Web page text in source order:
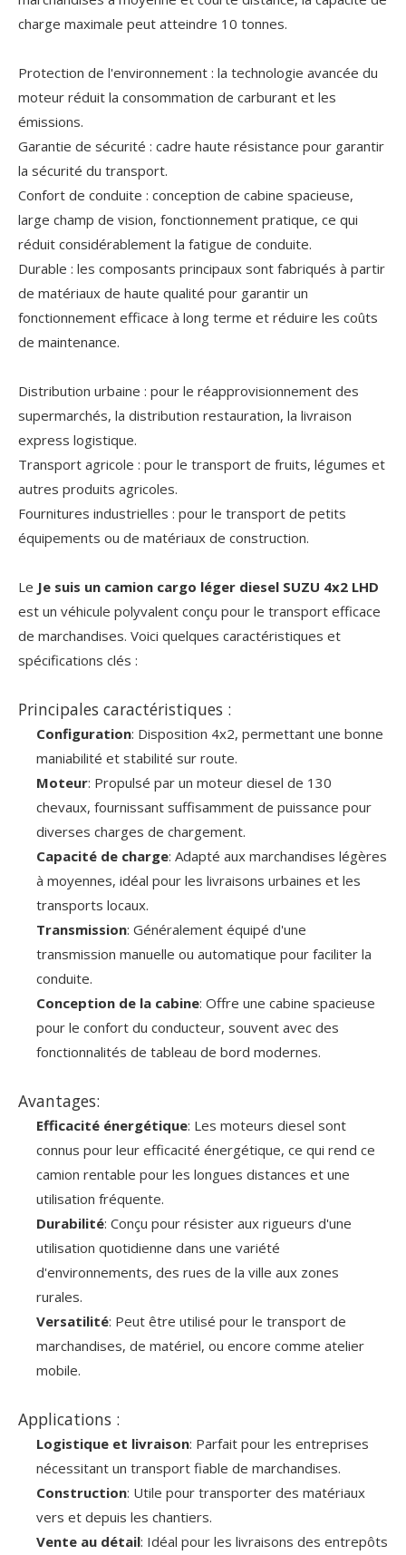
charge maximale peut atteindre 10 tonnes.
Protection de l'environnement : la technologie avancée du
moteur réduit la consommation de carburant et les
émissions.
Garantie de sécurité : cadre haute résistance pour garantir
la sécurité du transport.
Confort de conduite : conception de cabine spacieuse,
large champ de vision, fonctionnement pratique, ce qui
réduit considérablement la fatigue de conduite.
Durable : les composants principaux sont fabriqués à partir
de matériaux de haute qualité pour garantir un
fonctionnement efficace à long terme et réduire les coûts
de maintenance.
Distribution urbaine : pour le réapprovisionnement des
supermarchés, la distribution restauration, la livraison
express logistique.
Transport agricole : pour le transport de fruits, légumes et
autres produits agricoles.
Fournitures industrielles : pour le transport de petits
équipements ou de matériaux de construction.
Le Je suis un camion cargo léger diesel SUZU 4x2 LHD
est un véhicule polyvalent conçu pour le transport efficace
de marchandises. Voici quelques caractéristiques et
spécifications clés :
Principales caractéristiques :
Configuration: Disposition 4x2, permettant une bonne
maniabilité et stabilité sur route.
Moteur: Propulsé par un moteur diesel de 130
chevaux, fournissant suffisamment de puissance pour
diverses charges de chargement.
Capacité de charge: Adapté aux marchandises légères
à moyennes, idéal pour les livraisons urbaines et les
transports locaux.
Transmission: Généralement équipé d'une
transmission manuelle ou automatique pour faciliter la
conduite.
Conception de la cabine: Offre une cabine spacieuse
pour le confort du conducteur, souvent avec des
fonctionnalités de tableau de bord modernes.
Avantages:
Efficacité énergétique: Les moteurs diesel sont
connus pour leur efficacité énergétique, ce qui rend ce
camion rentable pour les longues distances et une
utilisation fréquente.
Durabilité: Conçu pour résister aux rigueurs d'une
utilisation quotidienne dans une variété
d'environnements, des rues de la ville aux zones
rurales.
Versatilité: Peut être utilisé pour le transport de
marchandises, de matériel, ou encore comme atelier
mobile.
Applications :
Logistique et livraison: Parfait pour les entreprises
nécessitant un transport fiable de marchandises.
Construction: Utile pour transporter des matériaux
vers et depuis les chantiers.
Vente au détail: Idéal pour les livraisons des entrepôts